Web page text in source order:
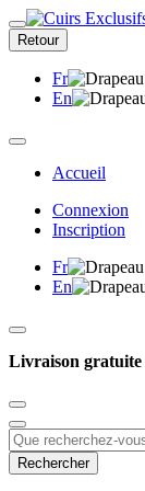
Retour
Fr
En
Accueil
Connexion
Inscription
Fr
En
Livraison gratuite
Rechercher